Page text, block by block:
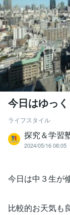
今日はゆっ
ライフスタイル
探究＆学習
2024/05/16 08:05
今日は中３生が
比較的お天気も